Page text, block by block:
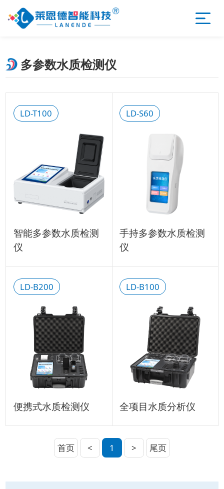
多参数水质检测仪
LD-T100
智能多参数水质检测
仪
LD-S60
手持多参数水质检测
仪
LD-B200
便携式水质检测仪
LD-B100
全项目水质分析仪
首页 < 1 > 尾页